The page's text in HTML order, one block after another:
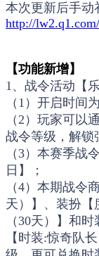
本次更新后手动
http://
【功能新增】
1、战令活动【
（1）开启时间
（2）玩家可以
战令等级，解锁
（3）本赛季战
日】；
（4）本期战令
天）】、装扮【
（30天）】和
【时装:惊奇队